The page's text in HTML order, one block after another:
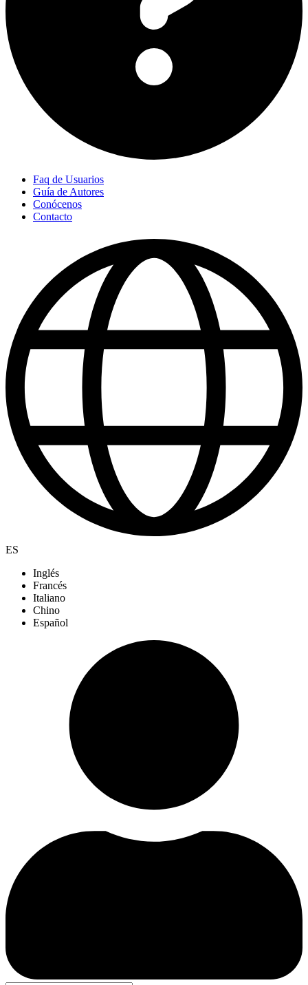
Faq de Usuarios
Guía de Autores
Conócenos
Contacto
ES
Inglés
Francés
Italiano
Chino
Español